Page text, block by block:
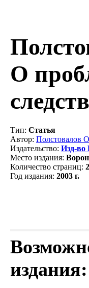
О
Тип: Статья
Автор: Полстовалов
Издательство: Изд-во
Место издания:
Количество страниц:
Год издания: 2003 г.
издания: